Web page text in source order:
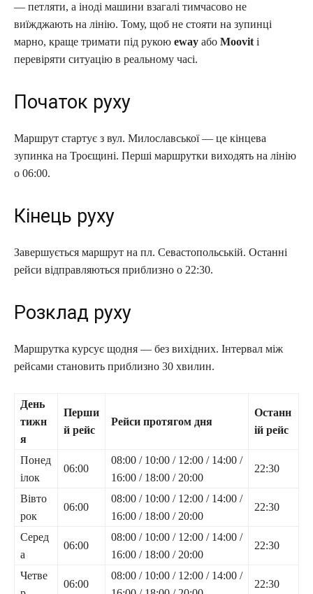
— петляти, а іноді машини взагалі тимчасово не
виїжджають на лінію. Тому, щоб не стояти на зупинці
марно, краще тримати під рукою eway або Moovit і
перевіряти ситуацію в реальному часі.
Початок руху
Маршрут стартує з вул. Милославської — це кінцева
зупинка на Троєщині. Перші маршрутки виходять на лінію
о 06:00.
Кінець руху
Завершується маршрут на пл. Севастопольській. Останні
рейси відправляються приблизно о 22:30.
Розклад руху
Маршрутка курсує щодня — без вихідних. Інтервал між
рейсами становить приблизно 30 хвилин.
День
тижн
я
Перши
й рейс
Рейси протягом дня
Останн
ій рейс
Понед
ілок
06:00
08:00 / 10:00 / 12:00 / 14:00 /
16:00 / 18:00 / 20:00
22:30
Вівто
рок
06:00
08:00 / 10:00 / 12:00 / 14:00 /
16:00 / 18:00 / 20:00
22:30
Серед
а
06:00
08:00 / 10:00 / 12:00 / 14:00 /
16:00 / 18:00 / 20:00
22:30
Четве
06:00
08:00 / 10:00 / 12:00 / 14:00 /
22:30